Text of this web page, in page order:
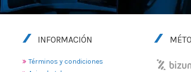
INFORMACIÓN
Términos y condiciones